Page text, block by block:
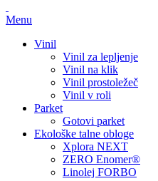
Menu
Vinil
Vinil za lepljenje
Vinil na klik
Vinil prostoležeč
Vinil v roli
Parket
Gotovi parket
Ekološke talne obloge
Xplora NEXT
ZERO Enomer®
Linolej FORBO